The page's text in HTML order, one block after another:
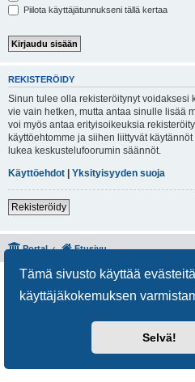
Tämä sivusto käyttää
käyttäjäkokemuksen
Selvä!
Piilota käyttäjätunnukseni tällä kertaa
REKISTERÖIDY
Sinun tulee olla rekisteröitynyt voidaksesi
vie vain hetken, mutta antaa sinulle lisää
voi myös antaa erityisoikeuksia
käyttöehtomme ja siihen liittyvät
lukea keskustelufoorumin säännöt.
Käyttöehdot | Yksityisyyden suoja
Rekisteröidy
Portal Etusivu
Keskustelufoorumin ohjelmistophpBB®
Käännös: phpBB Suomi